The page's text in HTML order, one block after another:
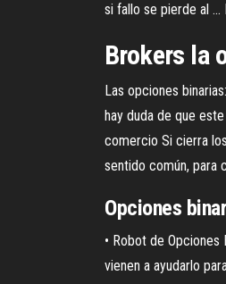
si fallo se pierde al ...
Brokers la
Las opciones
hay duda de que
comercio Si cierra
sentido común, para
Opciones
• Robot de
vienen a ayudarlo